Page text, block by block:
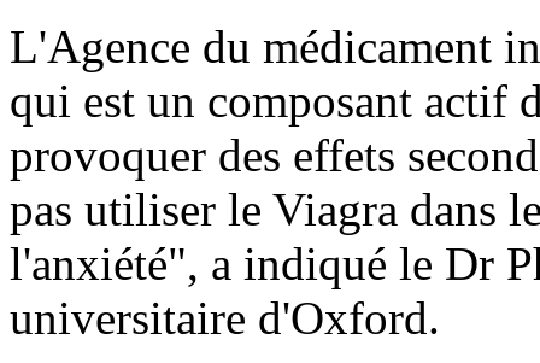
L'Agence du médicament
qui est un composant actif
provoquer des effets
pas utiliser le Viagra dans
l'anxiété", a indiqué le Dr
universitaire d'Oxford.